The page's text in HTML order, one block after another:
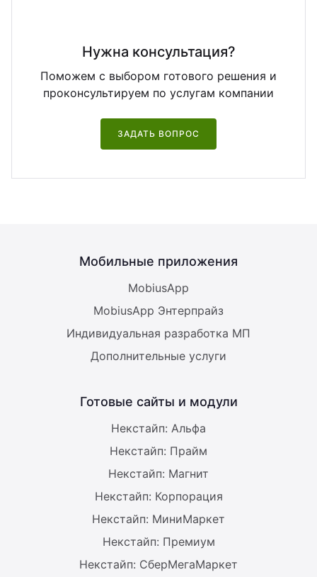
Нужна консультация?
Поможем с выбором готового решения и
проконсультируем по услугам компании
ЗАДАТЬ ВОПРОС
Мобильные приложения
MobiusApp
MobiusApp Энтерпрайз
Индивидуальная разработка МП
Дополнительные услуги
Готовые сайты и модули
Некстайп: Альфа
Некстайп: Прайм
Некстайп: Магнит
Некстайп: Корпорация
Некстайп: МиниМаркет
Некстайп: Премиум
Некстайп: СберМегаМаркет